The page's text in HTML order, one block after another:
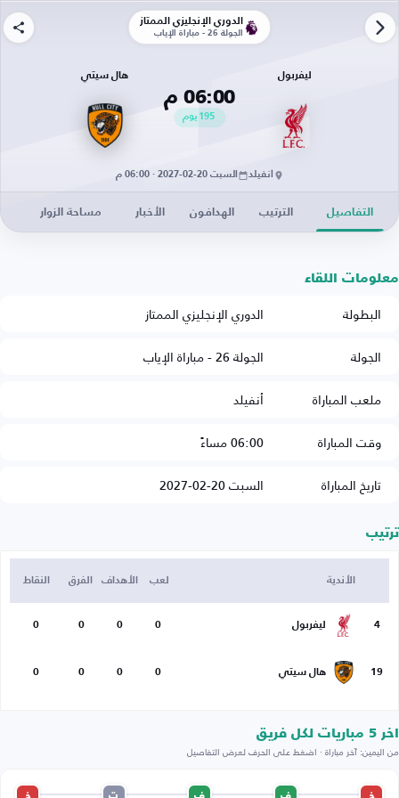
الدوري الإنجليزي الممتاز
الجولة 26 - مباراة الإياب
ليفربول
06:00 م
195 يوم
هال سيتي
أنفيلد السبت 20-02-2027 · 06:00 م
التفاصيل الترتيب الهدافون الأخبار مساحة الزوار
معلومات اللقاء
البطولة
الدوري الإنجليزي الممتاز
الجولة
الجولة 26 - مباراة الإياب
ملعب المباراة
أنفيلد
وقت المباراة
06:00 مساءً
تاريخ المباراة
السبت 20-02-2027
ترتيب
الأندية لعب الأهداف الفرق النقاط
4 ليفربول 0
0
0
0
19 هال سيتي 0
0
0
0
اخر 5 مباريات لكل فريق
من اليمين: آخر مباراة · اضغط على الحرف لعرض التفاصيل